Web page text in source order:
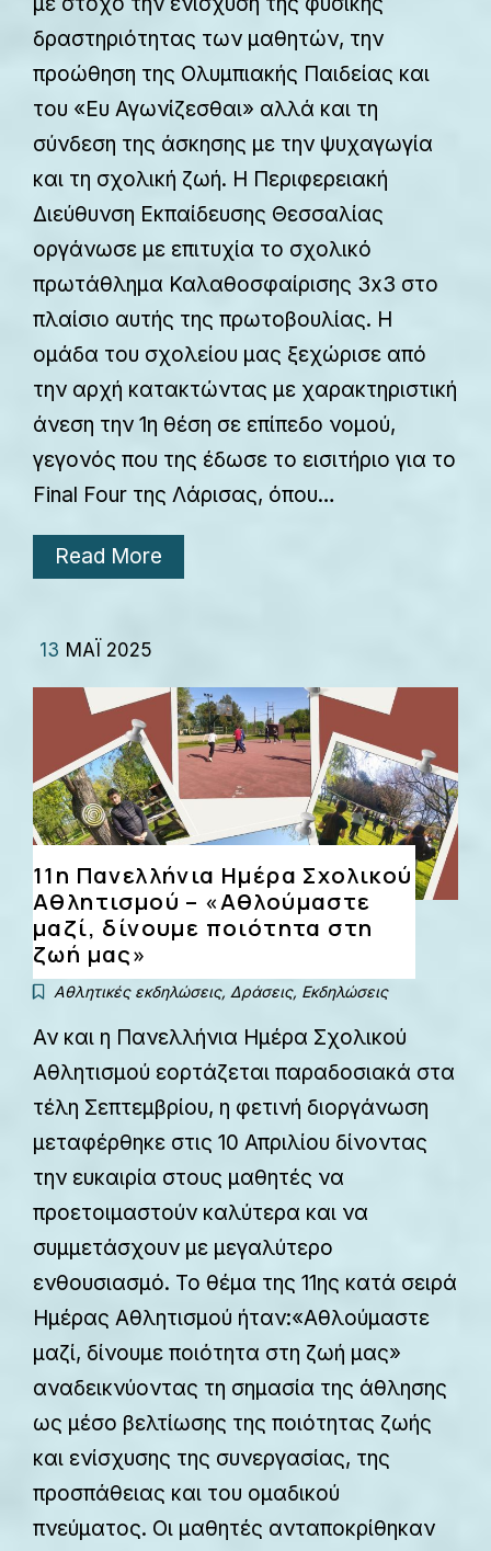
δραστηριότητας των μαθητών, την
προώθηση της Ολυμπιακής Παιδείας και
του «Ευ Αγωνίζεσθαι» αλλά και τη
σύνδεση της άσκησης με την ψυχαγωγία
και τη σχολική ζωή. Η Περιφερειακή
Διεύθυνση Εκπαίδευσης Θεσσαλίας
οργάνωσε με επιτυχία το σχολικό
πρωτάθλημα Καλαθοσφαίρισης 3x3 στο
πλαίσιο αυτής της πρωτοβουλίας. Η
ομάδα του σχολείου μας ξεχώρισε από
την αρχή κατακτώντας με χαρακτηριστική
άνεση την 1η θέση σε επίπεδο νομού,
γεγονός που της έδωσε το εισιτήριο για το
Final Four της Λάρισας, όπου…
Read More
13 ΜΆΙ 2025
11η Πανελλήνια Ημέρα Σχολικού
Αθλητισμού – «Αθλούμαστε
μαζί, δίνουμε ποιότητα στη
ζωή μας»
Αθλητικές εκδηλώσεις, Δράσεις, Εκδηλώσεις
Αν και η Πανελλήνια Ημέρα Σχολικού
Αθλητισμού εορτάζεται παραδοσιακά στα
τέλη Σεπτεμβρίου, η φετινή διοργάνωση
μεταφέρθηκε στις 10 Απριλίου δίνοντας
την ευκαιρία στους μαθητές να
προετοιμαστούν καλύτερα και να
συμμετάσχουν με μεγαλύτερο
ενθουσιασμό. Το θέμα της 11ης κατά σειρά
Ημέρας Αθλητισμού ήταν:«Αθλούμαστε
μαζί, δίνουμε ποιότητα στη ζωή μας»
αναδεικνύοντας τη σημασία της άθλησης
ως μέσο βελτίωσης της ποιότητας ζωής
και ενίσχυσης της συνεργασίας, της
προσπάθειας και του ομαδικού
πνεύματος. Οι μαθητές ανταποκρίθηκαν